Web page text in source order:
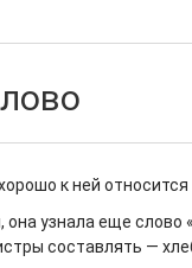
к ней относится
узнала еще слово
составлять —